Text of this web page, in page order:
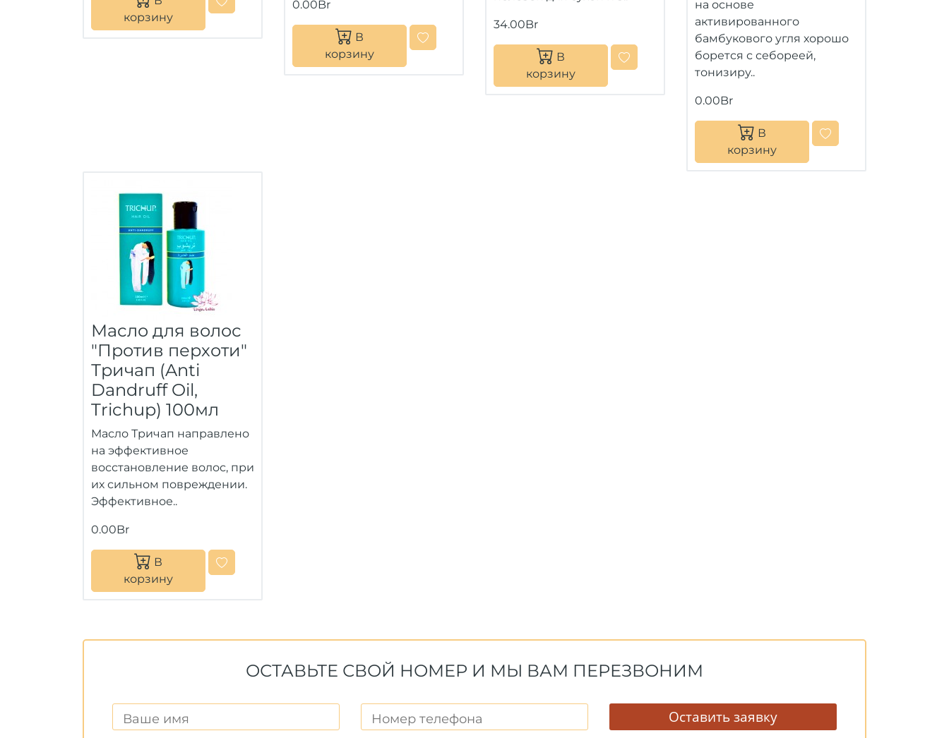
корзину
0.00Br
В
корзину
34.00Br
В
корзину
на основе
активированного
бамбукового угля хорошо
борется с себореей,
тонизиру..
0.00Br
В
корзину
Масло для волос
"Против перхоти"
Тричап (Anti
Dandruff Oil,
Trichup) 100мл
Масло Тричап направлено
на эффективное
восстановление волос, при
их сильном повреждении.
Эффективное..
0.00Br
В
корзину
ОСТАВЬТЕ СВОЙ НОМЕР И МЫ ВАМ ПЕРЕЗВОНИМ
Оставить заявку